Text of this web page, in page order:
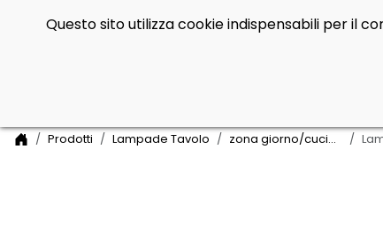
HomeProdotti Lampade Tavolo zona giorno/cucina
Questo sito utilizza cookie indispensabili per il